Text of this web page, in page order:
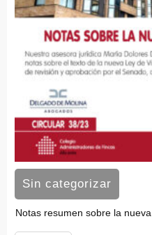
Sin categorizar
Notas resumen sobre la